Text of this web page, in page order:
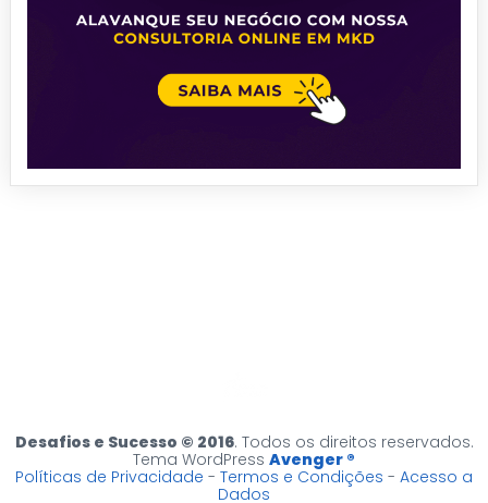
Desafios e Sucesso © 2016. Todos os direitos reservados.
Tema WordPress Avenger ®
Políticas de Privacidade - Termos e Condições - Acesso a
Dados